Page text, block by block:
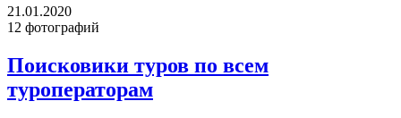
21.01.2020
12 фотографий
Поисковики туров по всем
туроператорам